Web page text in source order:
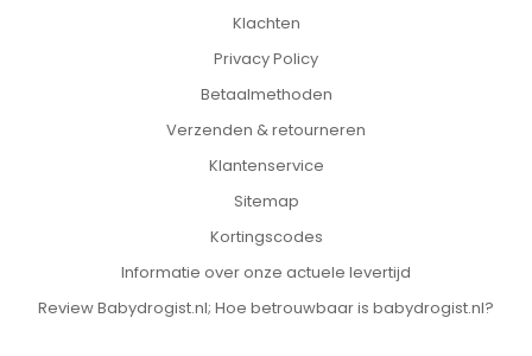
Klachten
Privacy Policy
Betaalmethoden
Verzenden & retourneren
Klantenservice
Sitemap
Kortingscodes
Informatie over onze actuele levertijd
Review Babydrogist.nl; Hoe betrouwbaar is babydrogist.nl?